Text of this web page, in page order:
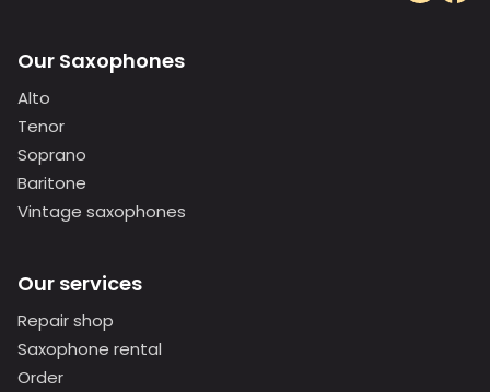
Our Saxophones
Alto
Tenor
Soprano
Baritone
Vintage saxophones
Our services
Repair shop
Saxophone rental
Order